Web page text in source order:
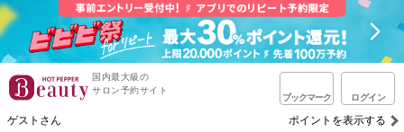
国内最大級の
サロン予約サイト
ブックマーク ログイン
ゲストさん ポイントを表示する